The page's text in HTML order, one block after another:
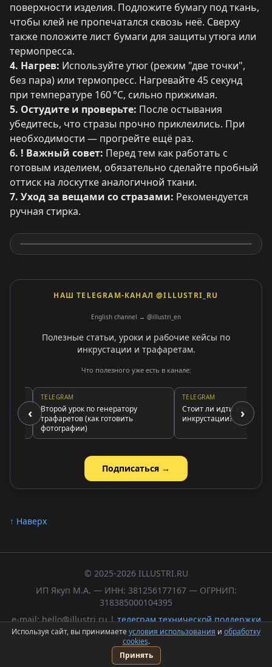
поверхности изделия. Подложите бумагу под ткань,
чтобы клей не пропечатался сквозь неё. Сверху
также положите лист бумаги для защиты утюга или
термопресса.
4. Нагрев: Используйте утюг (режим "две точки",
без пара) или термопресс. Нагревайте 45 секунд
при температуре 160 °C, сильно прижимая.
5. Остудите и проверьте: После остывания
убедитесь, что стразы прочно приклеились. При
необходимости — прогрейте ещё раз.
6. ! Важный совет: Перед тем как работать с
готовым изделием, обязательно сделайте пробный
оттиск на лоскутке аналогичной ткани.
7. Уход за вещами со стразами: Рекомендуется
ручная стирка.
НАШ TELEGRAM-КАНАЛ @ILLUSTRI_RU
English channel → @illustri_en
Полезные статьи, уроки и рабочие кейсы по
инкрустации и трафаретам.
Что полезного уже есть в канале:
‹
TELEGRAM
Второй урок по генератору
трафаретов (как готовить
фотографии)
TELEGRAM
Стоит ли идти в школу
инкрустации?
›
Подписаться →
↑ Наверх
© 2025-2026 ILLUSTRI.RU
ИП Якуп М.А. — ИНН: 381256177167 — ОГРНИП:
318385000104395
e-mail: hello@illustri.ru |телеграм технической поддержки
Политика обработки персональных данных
Пользовательское соглашение
Используя сайт, вы принимаетеусловия использования и обработку
cookies.
Принять